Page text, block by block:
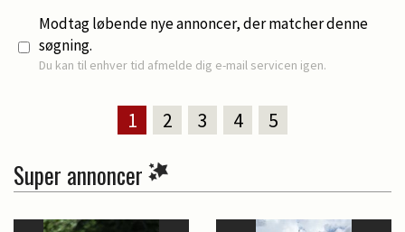
Modtag løbende nye annoncer, der matcher denne
søgning.
Du kan til enhver tid afmelde dig e-mail servicen igen.
1 2 3 4 5
Super annoncer